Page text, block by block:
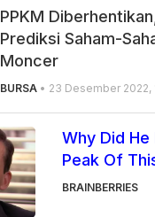
PPKM
Prediksi Saham-
Moncer
BURSA • 23 Desember 2022,
Why Did
Peak Of
BRAINBERRIES